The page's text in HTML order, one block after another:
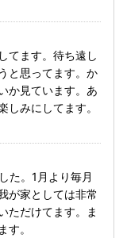
てます。待ち遠し
と思ってます。か
か見ています。あ
しみにしてます。
た。1月より毎月
が家としては非常
ただけてます。ま
す。